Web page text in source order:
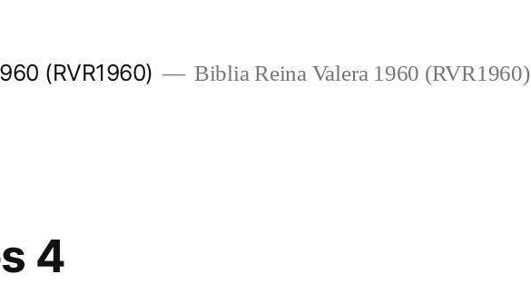
(RVR1960) Biblia Reina Valera 1960 (RVR1960)
4